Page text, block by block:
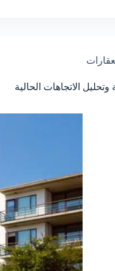
الاتجاهات الحالية